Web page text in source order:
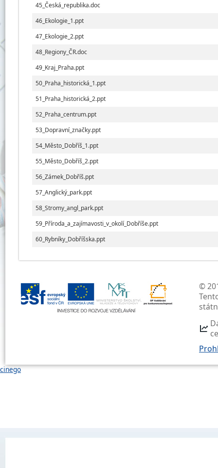
45_Česká_republika.doc
46_Ekologie_1.ppt
47_Ekologie_2.ppt
48_Regiony_ČR.doc
49_Kraj_Praha.ppt
50_Praha_historická_1.ppt
51_Praha_historická_2.ppt
52_Praha_centrum.ppt
53_Dopravní_značky.ppt
54_Město_Dobříš_1.ppt
55_Město_Dobříš_2.ppt
56_Zámek_Dobříš.ppt
57_Anglický_park.ppt
58_Stromy_angl_park.ppt
59_Příroda_a_zajímavosti_v_okolí_Dobříše.ppt
60_Rybníky_Dobříšska.ppt
©
cinego